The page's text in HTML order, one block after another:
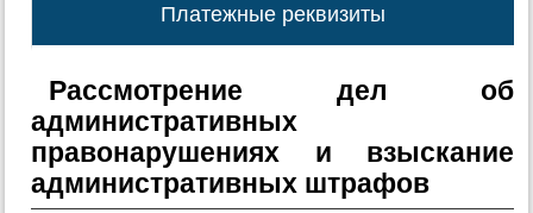
Платежные реквизиты
Рассмотрение дел об
административных
правонарушениях и взыскание
административных штрафов